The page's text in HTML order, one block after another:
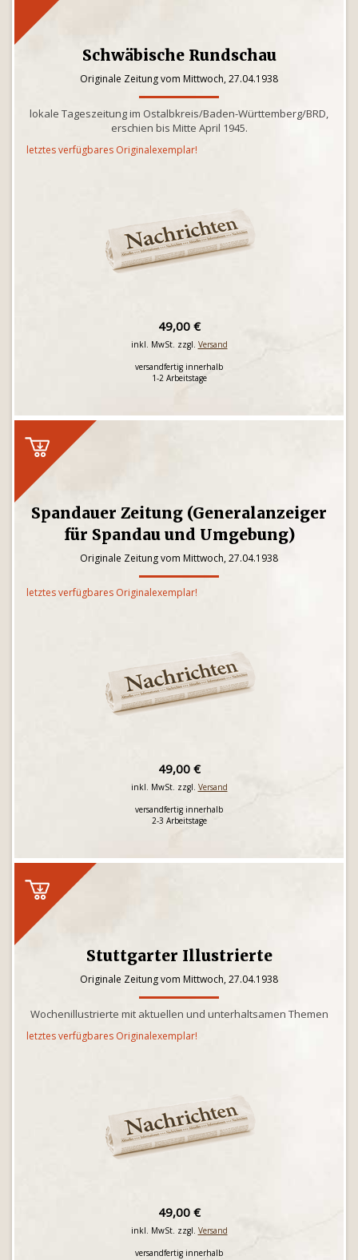
Schwäbische Rundschau
Originale Zeitung vom Mittwoch, 27.04.1938
lokale Tageszeitung im Ostalbkreis/Baden-Württemberg/BRD,
erschien bis Mitte April 1945.
letztes verfügbares Originalexemplar!
49,00 €
inkl. MwSt. zzgl. Versand
versandfertig innerhalb
1-2 Arbeitstage
Spandauer Zeitung (Generalanzeiger
für Spandau und Umgebung)
Originale Zeitung vom Mittwoch, 27.04.1938
letztes verfügbares Originalexemplar!
49,00 €
inkl. MwSt. zzgl. Versand
versandfertig innerhalb
2-3 Arbeitstage
Stuttgarter Illustrierte
Originale Zeitung vom Mittwoch, 27.04.1938
Wochenillustrierte mit aktuellen und unterhaltsamen Themen
letztes verfügbares Originalexemplar!
49,00 €
inkl. MwSt. zzgl. Versand
versandfertig innerhalb